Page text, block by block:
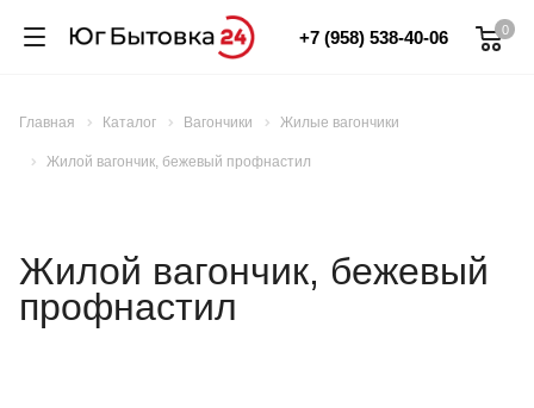
0
+7 (958) 538-40-06
Главная Каталог Вагончики Жилые вагончики
Жилой вагончик, бежевый профнастил
Жилой вагончик, бежевый
профнастил